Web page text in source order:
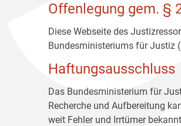
Offenlegung gem. §
Diese Webseite des
Bundesministeriums für Justiz
Haftungsausschluss
Das Bundesministerium für
Recherche und Aufbereitung
weit Fehler und Irrtümer